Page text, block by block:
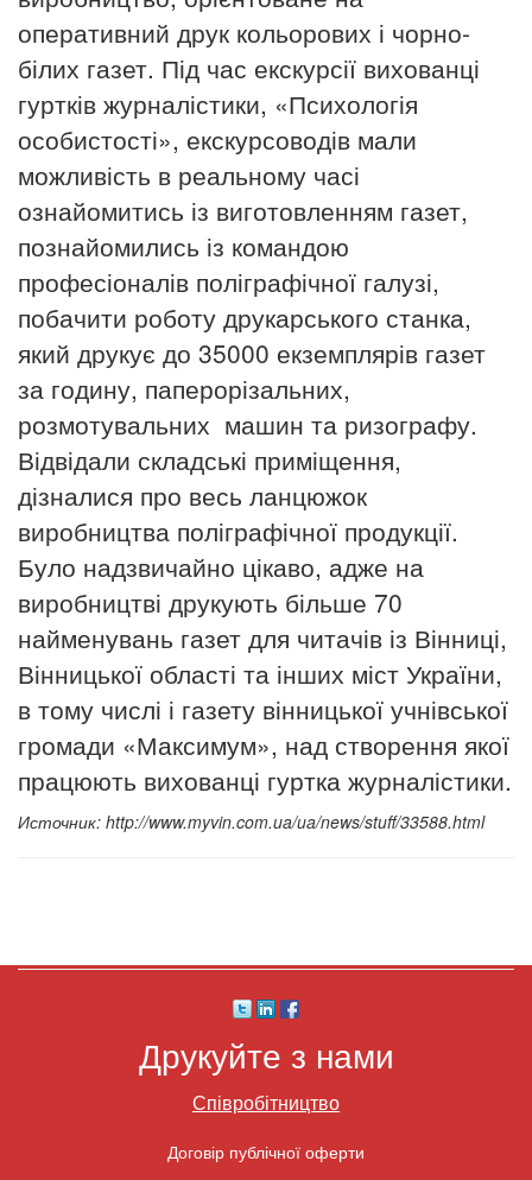
оперативний друк кольорових і чорно-
білих газет. Під час екскурсії вихованці
гуртків журналістики, «Психологія
особистості», екскурсоводів мали
можливість в реальному часі
ознайомитись із виготовленням газет,
познайомились із командою
професіоналів поліграфічної галузі,
побачити роботу друкарського станка,
який друкує до 35000 екземплярів газет
за годину, паперорізальних,
розмотувальних машин та ризографу.
Відвідали складські приміщення,
дізналися про весь ланцюжок
виробництва поліграфічної продукції.
Було надзвичайно цікаво, адже на
виробництві друкують більше 70
найменувань газет для читачів із Вінниці,
Вінницької області та інших міст України,
в тому числі і газету вінницької учнівської
громади «Максимум», над створення якої
працюють вихованці гуртка журналістики.
Источник: http://www.myvin.com.ua/ua/news/stuff/33588.html
Друкуйте з нами
Співробітництво
Договір публічної оферти